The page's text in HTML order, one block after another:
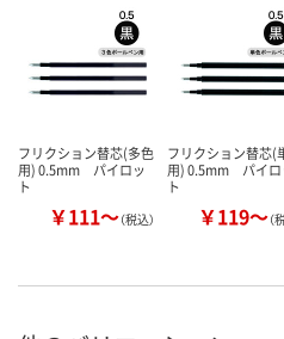
フリクション替芯(多色
用) 0.5mm パイロッ
ト
￥111～（税込）
フリクション替芯(
用) 0.5mm パイロ
ト
￥119～（